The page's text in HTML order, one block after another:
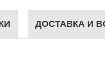
ДОСТАВКА И